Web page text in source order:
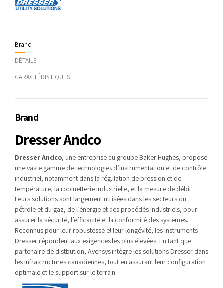
Brand
DÉTAILS
CARACTÉRISTIQUES
Brand
Dresser Andco
Dresser Andco, une entreprise du groupe Baker Hughes, propose
une vaste gamme de technologies d’instrumentation et de contrôle
industriel, notamment dans la régulation de pression et de
température, la robinetterie industrielle, et la mesure de débit.
Leurs solutions sont largement utilisées dans les secteurs du
pétrole et du gaz, de l’énergie et des procédés industriels, pour
assurer la sécurité, l’efficacité et la conformité des systèmes.
Reconnus pour leur robustesse et leur longévité, les instruments
Dresser répondent aux exigences les plus élevées. En tant que
partenaire de distbution, Avensys intègre les solutions Dresser dans
les infrastructures canadiennes, tout en assurant leur configuration
optimale et le support sur le terrain.